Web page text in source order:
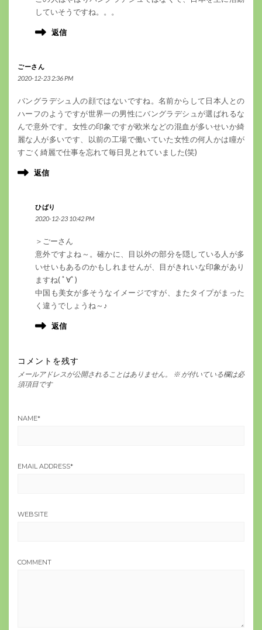
していそうですね。。。
返信
ごーさん
2020-12-23 2:36 PM
バングラデシュ人の顔ではないですね。名前からして日本人との
ハーフのようですが世界一の男性にバングラデシュが選ばれるな
んで意外です。女性の印象ですが欧米などの混血が多いせいか綺
麗な人が多いです、以前の工場で働いていた女性の何人かは瞳が
すごく綺麗で仕事を忘れて毎日見とれていました(笑)
返信
ひばり
2020-12-23 10:42 PM
＞ごーさん
意外ですよね～。確かに、目以外の部分を隠している人が多
いせいもあるのかもしれませんが、目がきれいな印象があり
ますね( ﾟ∀ﾟ)
中国も美女が多そうなイメージですが、またタイプがまった
く違うでしょうね～♪
返信
コメントを残す
メールアドレスが公開されることはありません。 ※ が付いている欄は必
須項目です
NAME*
EMAIL ADDRESS*
WEBSITE
COMMENT